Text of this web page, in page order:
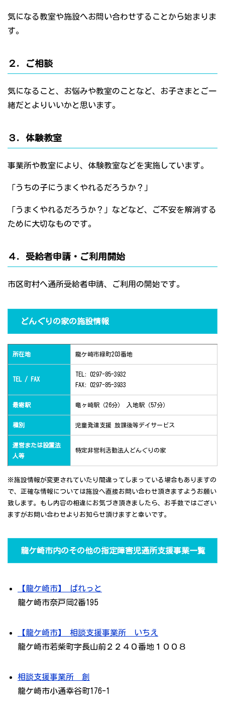
気になる教室や施設へお問い合わせすることから始まりま
す。
２．ご相談
気になること、お悩みや教室のことなど、お子さまとご一
緒だとよりいいかと思います。
３．体験教室
事業所や教室により、体験教室などを実施しています。
「うちの子にうまくやれるだろうか？」
「うまくやれるだろうか？」などなど、ご不安を解消する
ために大切なものです。
４．受給者申請・ご利用開始
市区町村へ通所受給者申請、ご利用の開始です。
どんぐりの家の施設情報
所在地 龍ケ崎市緑町203番地
TEL / FAX
TEL: 0297-85-3932
FAX: 0297-85-3933
最寄駅 竜ヶ崎駅（26分） 入地駅（57分）
種別 児童発達支援 放課後等デイサービス
運営または設置法
人等
特定非営利活動法人どんぐりの家
※施設情報が変更されていたり間違ってしまっている場合もありますの
で、正確な情報については施設へ直接お問い合わせ頂きますようお願い
致します。もし内容の相違にお気づき頂きましたら、お手数ではござい
ますがお問い合わせよりお知らせ頂けますと幸いです。
龍ケ崎市内のその他の指定障害児通所支援事業一覧
【龍ケ崎市】 ぱれっと
龍ケ崎市奈戸岡2番195
【龍ケ崎市】 相談支援事業所 いちえ
龍ケ崎市若柴町字長山前２２４０番地１００８
相談支援事業所 創
龍ケ崎市小通幸谷町176-1